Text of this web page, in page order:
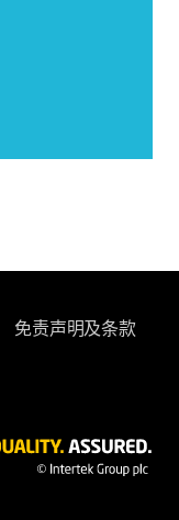
免责声明及条款